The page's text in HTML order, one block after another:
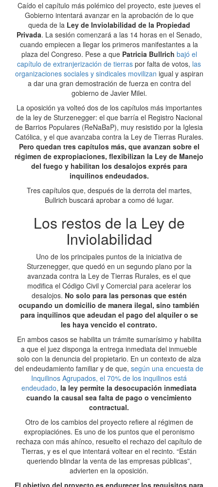
Caído el capítulo más polémico del proyecto, este jueves el
Gobierno intentará avanzar en la aprobación de lo que
queda de la Ley de Inviolabilidad de la Propiedad
Privada. La sesión comenzará a las 14 horas en el Senado,
cuando empiecen a llegar los primeros manifestantes a la
plaza del Congreso. Pese a que Patricia Bullrich bajó el
capítulo de extranjerización de tierras por falta de votos, las
organizaciones sociales y sindicales movilizan igual y aspiran
a dar una gran demostración de fuerza en contra del
gobierno de Javier Milei.
La oposición ya volteó dos de los capítulos más importantes
de la ley de Sturzenegger: el que barría el Registro Nacional
de Barrios Populares (ReNaBaP), muy resistido por la Iglesia
Católica, y el que avanzaba contra la Ley de Tierras Rurales.
Pero quedan tres capítulos más, que avanzan sobre el
régimen de expropiaciones, flexibilizan la Ley de Manejo
del fuego y habilitan los desalojos exprés para
inquilinos endeudados.
Tres capítulos que, después de la derrota del martes,
Bullrich buscará aprobar a como dé lugar.
Los restos de la Ley de
Inviolabilidad
Uno de los principales puntos de la iniciativa de
Sturzenegger, que quedó en un segundo plano por la
avanzada contra la Ley de Tierras Rurales, es el que
modifica el Código Civil y Comercial para acelerar los
desalojos. No solo para las personas que estén
ocupando un domicilio de manera ilegal, sino también
para inquilinos que adeudan el pago del alquiler o se
les haya vencido el contrato.
En ambos casos se habilita un trámite sumarísimo y habilita
a que el juez disponga la entrega inmediata del inmueble
solo con la denuncia del propietario. En un contexto de alza
del endeudamiento familiar y de que, según una encuesta de
Inquilinos Agrupados, el 70% de los inquilinos está
endeudado, la ley permite la desocupación inmediata
cuando la causal sea falta de pago o vencimiento
contractual.
Otro de los cambios del proyecto refiere al régimen de
expropiaciónes. Es uno de los puntos que el peronismo
rechaza con más ahínco, resuelto el rechazo del capítulo de
Tierras, y es el que intentará voltear en el recinto. “Están
queriendo blindar la venta de las empresas públicas”,
advierten en la oposición.
El objetivo del proyecto es endurecer los requisitos para